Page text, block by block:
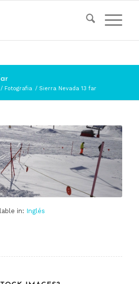
/ Fotografia / Sierra Nevada 13 far
in: Inglés